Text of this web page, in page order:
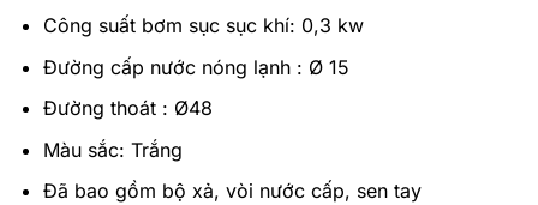
Công suất bơm sục sục khí: 0,3 kw
Đường cấp nước nóng lạnh : Ø 15
Đường thoát : Ø48
Màu sắc: Trắng
Đã bao gồm bộ xả, vòi nước cấp, sen tay